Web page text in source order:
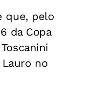
que, pelo
da Copa
no